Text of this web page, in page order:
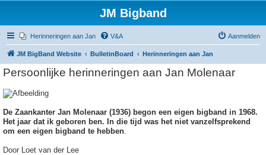
JM Bigband
Herinneringen aan Jan V&A Aanmelden
JM BigBand Website BulletinBoard Herinneringen aan Jan
Persoonlijke herinneringen aan Jan Molenaar
De Zaankanter Jan Molenaar (1936) begon een eigen bigband in 1968.
Het jaar dat ik geboren ben. In die tijd was het niet vanzelfsprekend
om een eigen bigband te hebben
Door Loet van der Lee